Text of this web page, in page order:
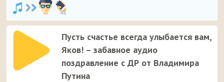
Пусть счастье всегда улыбается вам,
Яков! – забавное аудио
поздравление с ДР от Владимира
Путина